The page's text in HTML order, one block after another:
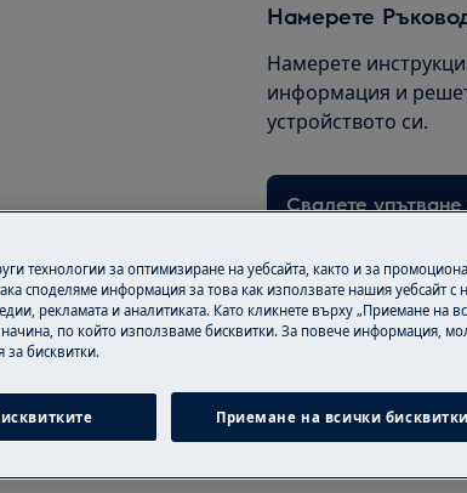
в ръководството за
дейност.
Намерете
Намерете
информация и
устройството си.
Свалете
технологии за оптимизиране на уебсайта, както и за
споделяме информация за това как използвате нашия уебсайт с
рекламата и аналитиката. Като кликнете върху „Приемане на
начина, по който използваме бисквитки. За повече информация,
за бисквитки.
Приемане на всички бисквитки